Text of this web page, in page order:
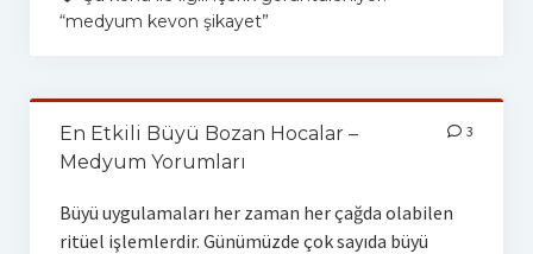
“medyum kevon şikayet”
En Etkili Büyü Bozan Hocalar –
Medyum Yorumları
3
Büyü uygulamaları her zaman her çağda olabilen
ritüel işlemlerdir. Günümüzde çok sayıda büyü